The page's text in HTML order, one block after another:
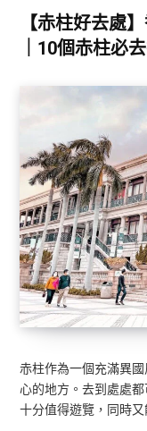
【赤柱好去處
｜10個赤柱必
赤柱作為一個充滿異
心的地方。去到處處
十分值得遊覽，同時又